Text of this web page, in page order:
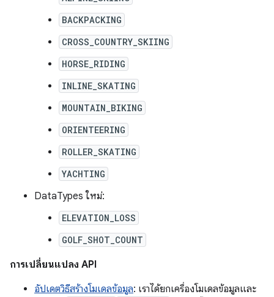
BACKPACKING
CROSS_COUNTRY_SKIING
HORSE_RIDING
INLINE_SKATING
MOUNTAIN_BIKING
ORIENTEERING
ROLLER_SKATING
YACHTING
DataTypes ใหม่:
ELEVATION_LOSS
GOLF_SHOT_COUNT
การเปลี่ยนแปลง API
อัปเดตวิธีสร้างโมเดลข้อมูล: เราได้ยกเครื่องโมเดลข้อมูลและ